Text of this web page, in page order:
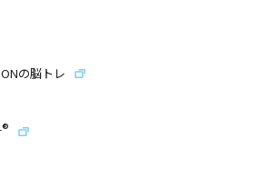
の脳トレ
®